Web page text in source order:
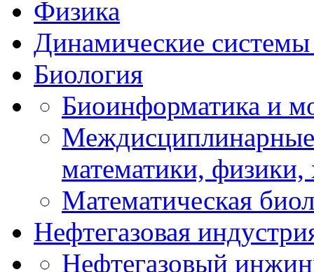
Физика
Динамические системы
Биология
Биоинформатика и
математики,
Математическая
Нефтегазовая
Нефтегазовый